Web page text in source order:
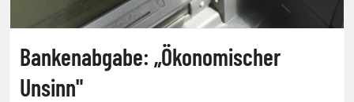
Bankenabgabe: „Ökonomischer
Unsinn"